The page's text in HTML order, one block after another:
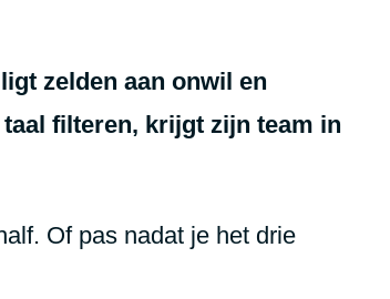
zelden aan onwil en
filteren, krijgt zijn team in
Of pas nadat je het drie